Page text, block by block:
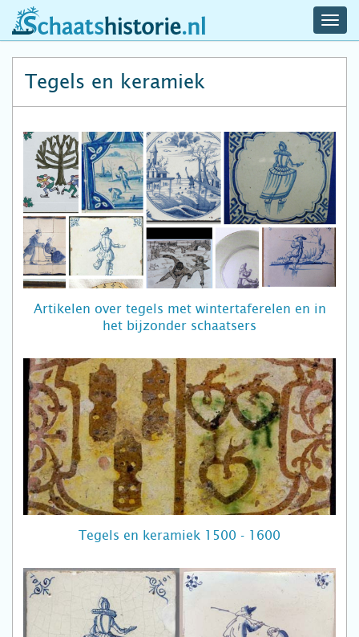
schaatshistorie.nl
Tegels en keramiek
Artikelen over tegels met wintertaferelen en in
het bijzonder schaatsers
Tegels en keramiek 1500 - 1600